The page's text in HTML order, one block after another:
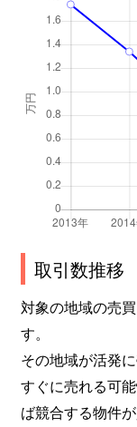
取引数推移
対象の地域の売
す。
その地域が活発
すぐに売れる可
ば競合する物件